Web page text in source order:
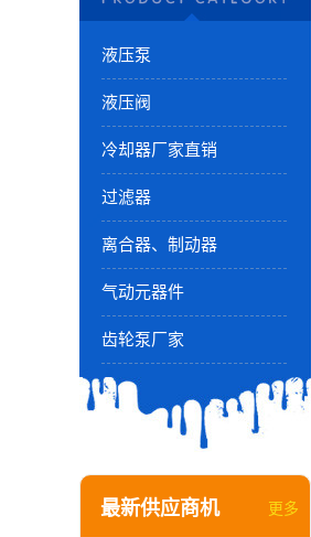
液压泵
液压阀
冷却器厂家直销
过滤器
离合器、制动器
气动元器件
齿轮泵厂家
最新供应商机 更多